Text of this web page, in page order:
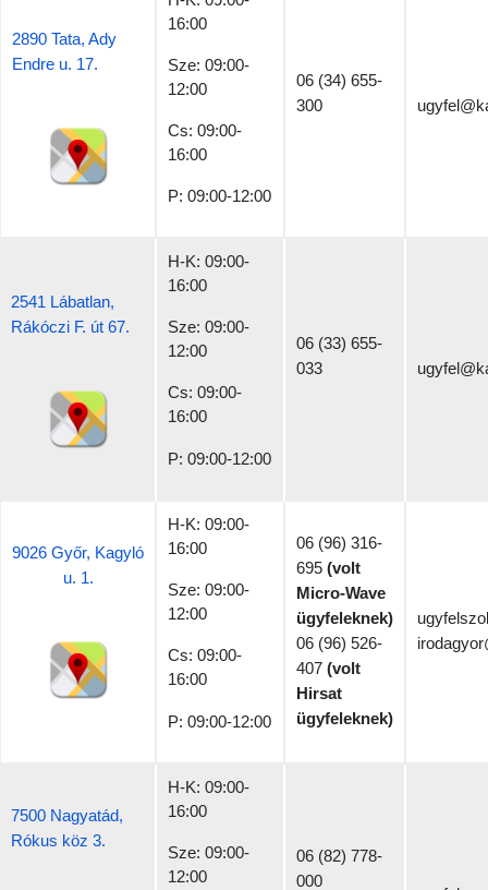
2890 Tata, Ady
Endre u. 17.
16:00
Sze: 09:00-
12:00
Cs: 09:00-
16:00
P: 09:00-12:00
06 (34) 655-
300
2541 Lábatlan,
Rákóczi F. út 67.
H-K: 09:00-
16:00
Sze: 09:00-
12:00
Cs: 09:00-
16:00
P: 09:00-12:00
06 (33) 655-
033
9026 Győr, Kagyló
u. 1.
H-K: 09:00-
16:00
Sze: 09:00-
12:00
Cs: 09:00-
16:00
P: 09:00-12:00
06 (96) 316-
695 (volt
Micro-Wave
ügyfeleknek)
06 (96) 526-
407 (volt
Hirsat
ügyfeleknek)
7500 Nagyatád,
Rókus köz 3.
H-K: 09:00-
16:00
Sze: 09:00-
12:00
06 (82) 778-
000